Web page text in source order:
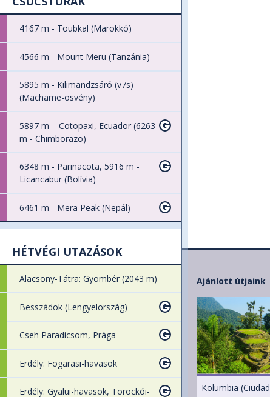
4167 m - Toubkal (Marokkó)
4566 m - Mount Meru (Tanzánia)
5895 m - Kilimandzsáró (v7s)
(Machame-ösvény)
5897 m – Cotopaxi, Ecuador (6263
m - Chimborazo)
6348 m - Parinacota, 5916 m -
Licancabur (Bolívia)
6461 m - Mera Peak (Nepál)
HÉTVÉGI UTAZÁSOK
Alacsony-Tátra: Gyömbér (2043 m)
Besszádok (Lengyelország)
Cseh Paradicsom, Prága
Erdély: Fogarasi-havasok
Erdély: Gyalui-havasok, Torockói-
Ajánlott útjaink
Kolumbia (Ciudad